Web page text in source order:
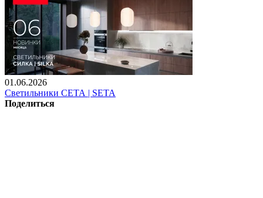
01.06.2026
Светильники СЕТА | SETA
Поделиться